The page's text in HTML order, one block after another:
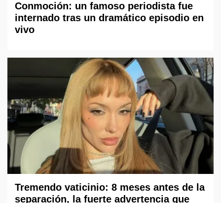
Conmoción: un famoso periodista fue
internado tras un dramático episodio en
vivo
Tremendo vaticinio: 8 meses antes de la
separación, la fuerte advertencia que